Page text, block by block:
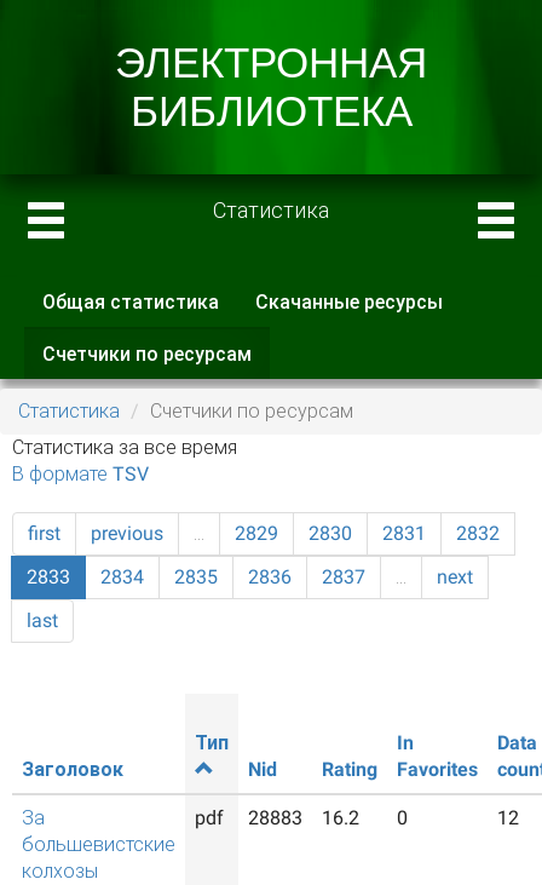
Статистика
Главные вкладки
Общая статистика Скачанные ресурсы
Счетчики по ресурсам
вкладка)
Статистика
Счетчики по ресурсам
Статистика за все время
В формате TSV
first previous … 2829 2830 2831
2832
2833
2834 2835 2836 2837 …
next
last
Заголовок
Тип
Nid
Rating
In
Favorites
Data
За
большевистские
колхозы
pdf 28883 16.2 0 12